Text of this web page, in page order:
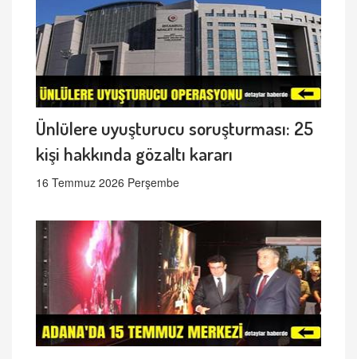
Ünlülere uyuşturucu soruşturması: 25
kişi hakkında gözaltı kararı
16 Temmuz 2026 Perşembe